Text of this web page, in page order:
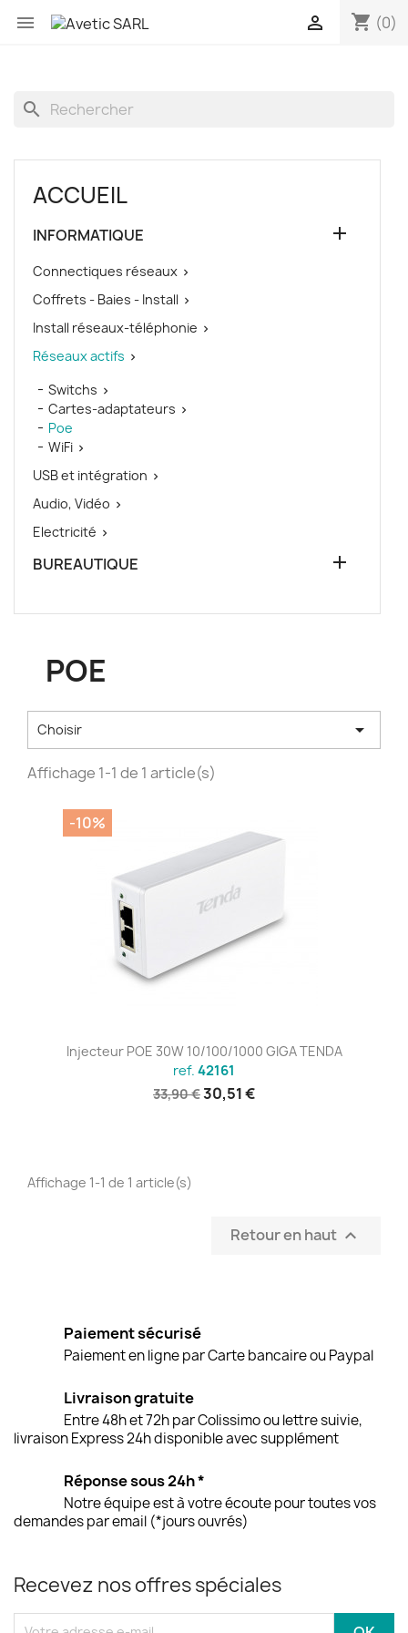
 shopping_cart (0)

search
ACCUEIL
INFORMATIQUE 
Connectiques réseaux 
Coffrets - Baies - Install 
Install réseaux-téléphonie 
Réseaux actifs 
Switchs 
Cartes-adaptateurs 
Poe
WiFi 
USB et intégration 
Audio, Vidéo 
Electricité 
BUREAUTIQUE 
POE
Choisir 
Affichage 1-1 de 1 article(s)
Injecteur POE 30W 10/100/1000 GIGA TENDA
ref. 42161
33,90 €30,51 €
-10%
Affichage 1-1 de 1 article(s)
Retour en haut 
Paiement sécurisé
Paiement en ligne par Carte bancaire ou Paypal
Livraison gratuite
Entre 48h et 72h par Colissimo ou lettre suivie,
livraison Express 24h disponible avec supplément
Réponse sous 24h *
Notre équipe est à votre écoute pour toutes vos
demandes par email (*jours ouvrés)
Recevez nos offres spéciales